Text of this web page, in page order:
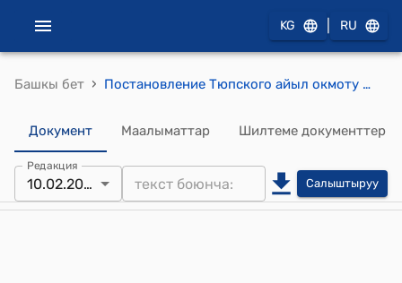
KG RU
Башкы бет › Постановление Тюпского айыл окмоту от 10 февраля 2006 года № 11-24 "О порядке и условиях возмездного предоставления прав собственности или аренды на земельные участки в населенных пунктах Тюпского айыл окмоту"
Документ Маалыматтар Шилтеме документтер
Редакция
10.02.2006 Салыштыруу